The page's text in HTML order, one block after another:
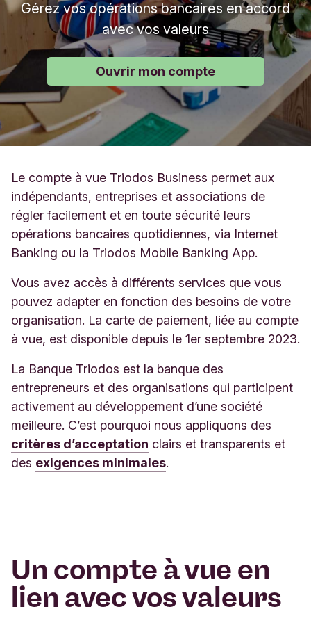
Gérez vos opérations bancaires en accord
avec vos valeurs
Ouvrir mon compte
Le compte à vue Triodos Business permet aux
indépendants, entreprises et associations de
régler facilement et en toute sécurité leurs
opérations bancaires quotidiennes, via Internet
Banking ou la Triodos Mobile Banking App. ​
​Vous avez accès à différents services que vous
pouvez adapter en fonction des besoins de votre
organisation. La carte de paiement, liée au compte
à vue, est disponible depuis le 1er septembre 2023.
​La Banque Triodos est la banque des
entrepreneurs et des organisations qui participent
activement au développement d’une société
meilleure. C’est pourquoi nous appliquons des
critères d’acceptation clairs et transparents et
des exigences minimales.
Un compte à vue en
lien avec vos valeurs